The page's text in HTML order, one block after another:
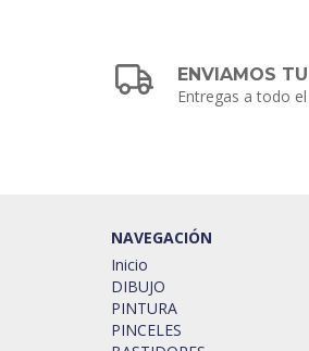
ENVIAMOS
Entregas a todo
NAVEGACIÓN
Inicio
DIBUJO
PINTURA
PINCELES